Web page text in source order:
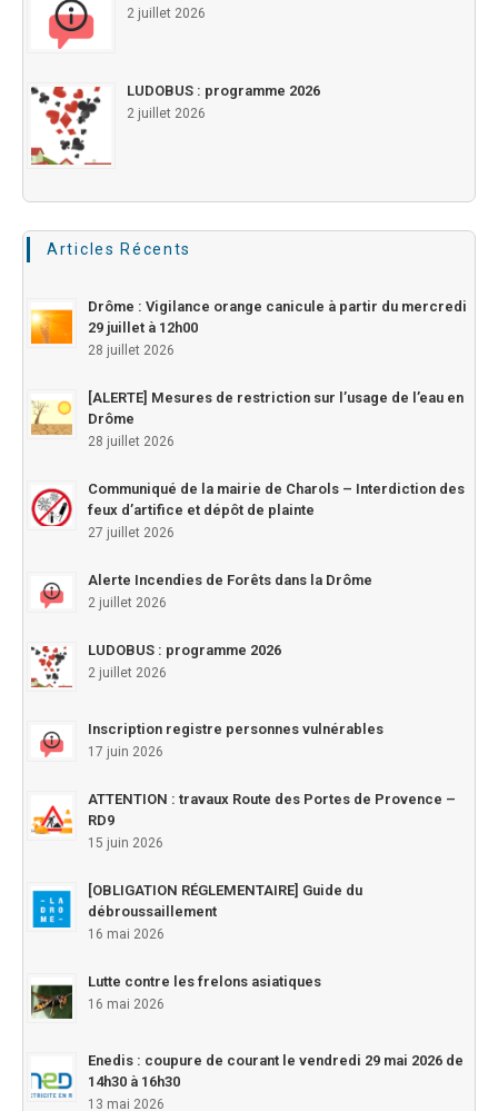
2 juillet 2026
LUDOBUS : programme 2026
2 juillet 2026
Articles Récents
Drôme : Vigilance orange canicule à partir du mercredi
29 juillet à 12h00
28 juillet 2026
[ALERTE] Mesures de restriction sur l’usage de l’eau en
Drôme
28 juillet 2026
Communiqué de la mairie de Charols – Interdiction des
feux d’artifice et dépôt de plainte
27 juillet 2026
Alerte Incendies de Forêts dans la Drôme
2 juillet 2026
LUDOBUS : programme 2026
2 juillet 2026
Inscription registre personnes vulnérables
17 juin 2026
ATTENTION : travaux Route des Portes de Provence –
RD9
15 juin 2026
[OBLIGATION RÉGLEMENTAIRE] Guide du
débroussaillement
16 mai 2026
Lutte contre les frelons asiatiques
16 mai 2026
Enedis : coupure de courant le vendredi 29 mai 2026 de
14h30 à 16h30
13 mai 2026